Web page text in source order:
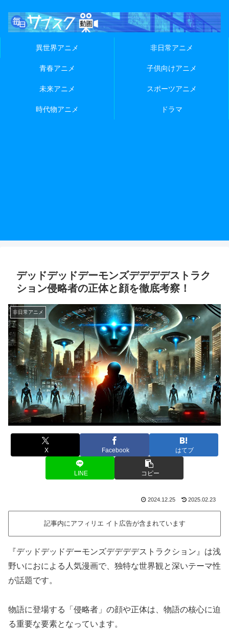
異世界アニメ 非日常アニメ
青春アニメ 子供向けアニメ
未来アニメ スポーツアニメ
時代物アニメ ドラマ
デッドデッドデーモンズデデデデストラク
ション侵略者の正体と顔を徹底考察！
非日常アニメ
X Facebook はてブ
LINE コピー
2024.12.25 2025.02.23
記事内にアフィリエ イト広告が含まれています
『デッドデッドデーモンズデデデデストラクション』は浅
野いにおによる人気漫画で、独特な世界観と深いテーマ性
が話題です。
物語に登場する「侵略者」の顔や正体は、物語の核心に迫
る重要な要素となっています。